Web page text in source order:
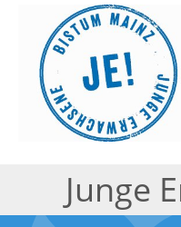
Junge